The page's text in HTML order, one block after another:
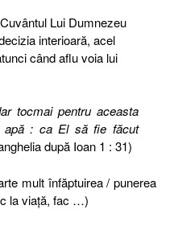
Lui Dumnezeu
interioară, acel
când aflu voia lui
tocmai pentru aceasta
: ca El să fie făcut
după Ioan 1 : 31)
mult înfăptuirea / punerea
la viaţă, fac …)